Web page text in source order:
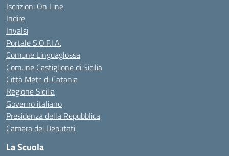
Iscrizioni On Line
Indire
Invalsi
Portale S.O.F.I.A.
Comune Linguaglossa
Comune Castiglione di Sicilia
Città Metr. di Catania
Regione Sicilia
Governo italiano
Presidenza della Repubblica
Camera dei Deputati
La Scuola